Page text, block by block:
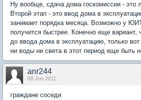
Ну вообще, сдача дома госкомиссии - это
Второй этап - это ввод дома в
занимает порядка месяца. Возможно у
получится быстрее. Конечно еще вариант,
до ввода дома в эксплуатацию, только вот
ни воды ни света в этот период еще быть
anr244
08 Jun 2011
граждане соседи